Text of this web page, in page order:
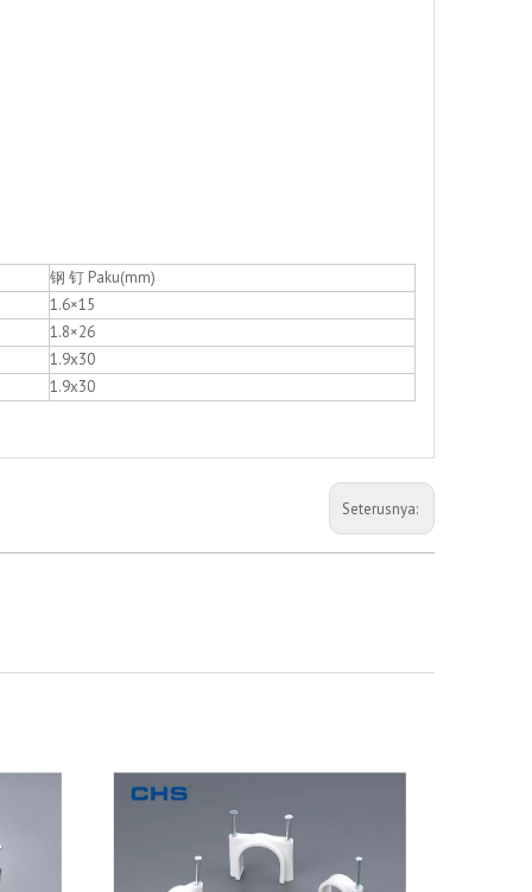
钢 钉 Paku(mm)
1.6×15
1.8×26
1.9x30
1.9x30
Seterusnya: